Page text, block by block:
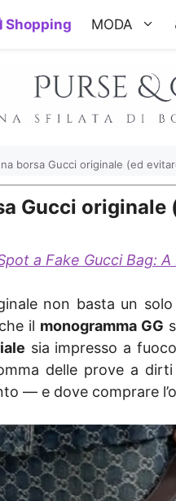
Shopping MODA
borsa Gucci originale (ed
Gucci originale
a Fake Gucci Bag:
non basta un
il monogramma GG
sia impresso a
delle prove a
— e dove comprare